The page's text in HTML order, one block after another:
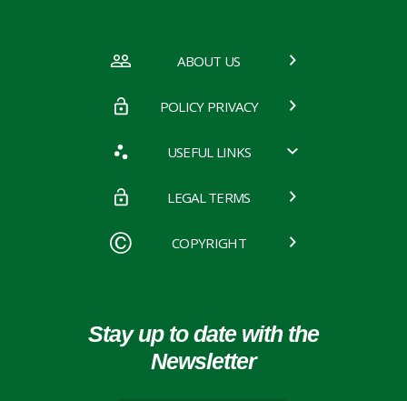
ABOUT US
POLICY PRIVACY
USEFUL LINKS
LEGAL TERMS
COPYRIGHT
Stay up to date with the
Newsletter